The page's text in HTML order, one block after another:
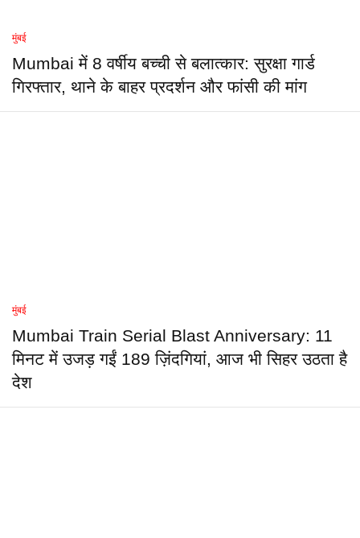
मुंबई
Mumbai में 8 वर्षीय बच्ची से बलात्कार: सुरक्षा गार्ड
गिरफ्तार, थाने के बाहर प्रदर्शन और फांसी की मांग
मुंबई
Mumbai Train Serial Blast Anniversary: 11
मिनट में उजड़ गईं 189 ज़िंदगियां, आज भी सिहर उठता है
देश